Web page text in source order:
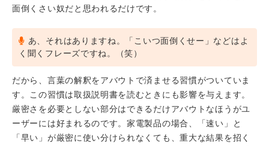
面倒くさい奴だと思われるだけです。
あ、それはありますね。「こいつ面倒くせー」などはよ
く聞くフレーズですね。（笑）
だから、言葉の解釈をアバウトで済ませる習慣がついていま
す。この習慣は取扱説明書を読むときにも影響を与えます。
厳密さを必要としない部分はできるだけアバウトなほうがユ
ーザーには好まれるのです。家電製品の場合、「速い」と
「早い」が厳密に使い分けられなくても、重大な結果を招く